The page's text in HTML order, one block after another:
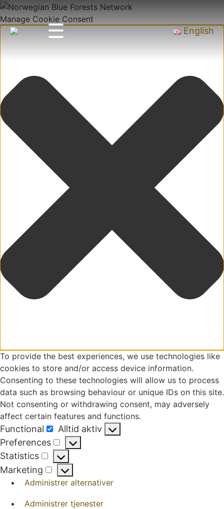
Manage Cookie Consent
To provide the best experiences, we use technologies like
cookies to store and/or access device information.
Consenting to these technologies will allow us to process
data such as browsing behaviour or unique IDs on this site.
Not consenting or withdrawing consent, may adversely
affect certain features and functions.
Functional
Functional
Alltid aktiv
Preferences
Preferences
Statistics
Statistics
Marketing
Marketing
Administrer alternativer
Administrer tjenester
☰ English